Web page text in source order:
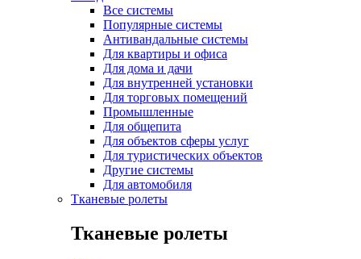
Все системы
Популярные системы
Антивандальные системы
Для квартиры и офиса
Для дома и дачи
Для внутренней установки
Для торговых помещений
Промышленные
Для общепита
Для объектов сферы услуг
Для туристических объектов
Другие системы
Для автомобиля
Тканевые ролеты
Тканевые ролеты